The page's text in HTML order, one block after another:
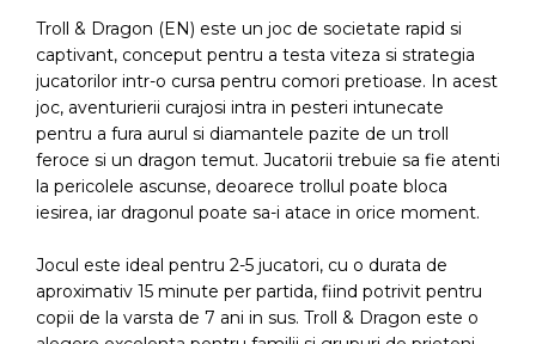
Troll & Dragon (EN) este un joc de societate rapid si
captivant, conceput pentru a testa viteza si strategia
jucatorilor intr-o cursa pentru comori pretioase. In acest
joc, aventurierii curajosi intra in pesteri intunecate
pentru a fura aurul si diamantele pazite de un troll
feroce si un dragon temut. Jucatorii trebuie sa fie atenti
la pericolele ascunse, deoarece trollul poate bloca
iesirea, iar dragonul poate sa-i atace in orice moment.
Jocul este ideal pentru 2-5 jucatori, cu o durata de
aproximativ 15 minute per partida, fiind potrivit pentru
copii de la varsta de 7 ani in sus. Troll & Dragon este o